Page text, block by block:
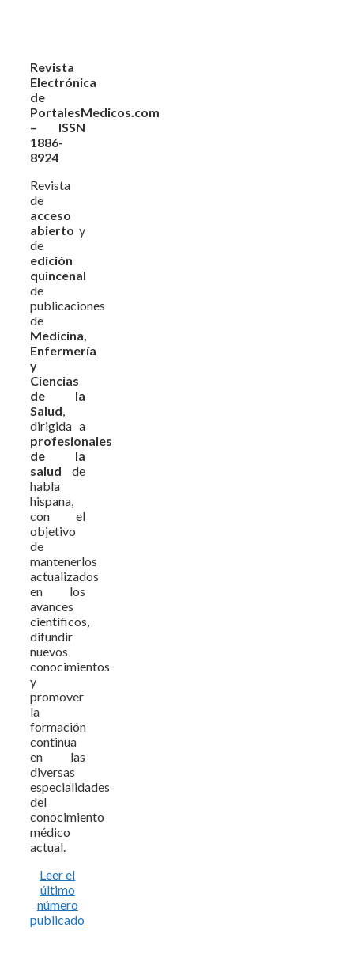
Revista
Electrónica
de
PortalesMedicos.com
– ISSN
1886-
8924
Revista
de
acceso
abierto y
de
edición
quincenal
de
publicaciones
de
Medicina,
Enfermería
y
Ciencias
de la
Salud,
dirigida a
profesionales
de la
salud de
habla
hispana,
con el
objetivo
de
mantenerlos
actualizados
en los
avances
científicos,
difundir
nuevos
conocimientos
y
promover
la
formación
continua
en las
diversas
especialidades
del
conocimiento
médico
actual.
Leer el
último
número
publicado